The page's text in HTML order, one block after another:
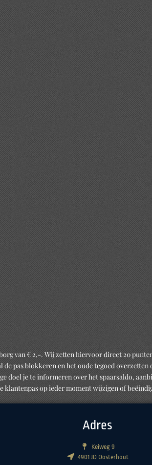
van € 2,-. Wij zetten hiervoor direct 20
blokkeren en het oude tegoed overzetten
doel je te informeren over het spaarsaldo,
klantenpas op ieder moment wijzigen of
Adres
Keiweg 9
4901 JD Oosterhout